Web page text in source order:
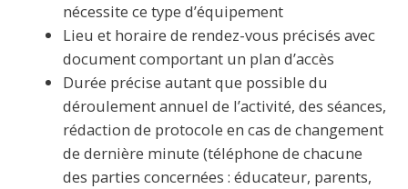
nécessite ce type d’équipement
Lieu et horaire de rendez-vous précisés avec
document comportant un plan d’accès
Durée précise autant que possible du
déroulement annuel de l’activité, des séances,
rédaction de protocole en cas de changement
de dernière minute (téléphone de chacune
des parties concernées : éducateur, parents,